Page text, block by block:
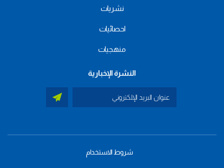
نشريات
احصائيات
منهجيات
النشرة الإخبارية
شروط الاستخدام